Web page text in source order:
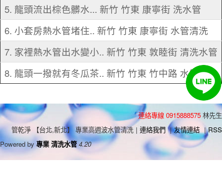
5. 龍頭流出棕色髒水... 新竹 竹東 康寧街 洗水管
6. 小套房熱水管堵住.. 新竹 竹東 康寧街 水管清洗
7. 家裡熱水管出水變小.. 新竹 竹東 敦睦街 清洗水管
8. 龍頭一撥就有冬瓜茶.. 新竹 竹東 竹中路 水管清洗
連絡專線 0915888575 林先生
管乾淨 【台北,新北】 專業高週波水管清洗 | 連絡我們 | 友情連結 | RSS
Powered by 專業 清洗水管 4.20